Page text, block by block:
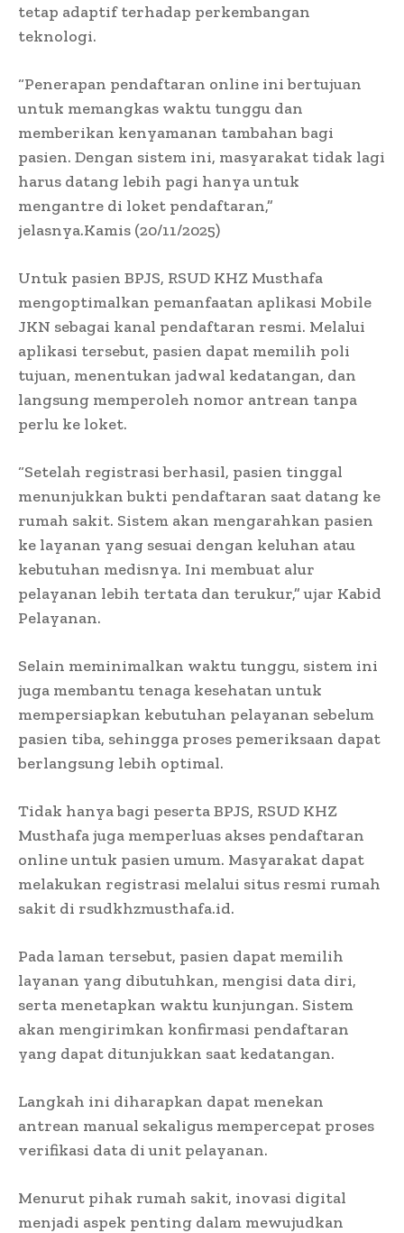
tetap adaptif terhadap perkembangan
teknologi.
“Penerapan pendaftaran online ini bertujuan
untuk memangkas waktu tunggu dan
memberikan kenyamanan tambahan bagi
pasien. Dengan sistem ini, masyarakat tidak lagi
harus datang lebih pagi hanya untuk
mengantre di loket pendaftaran,”
jelasnya.Kamis (20/11/2025)
Untuk pasien BPJS, RSUD KHZ Musthafa
mengoptimalkan pemanfaatan aplikasi Mobile
JKN sebagai kanal pendaftaran resmi. Melalui
aplikasi tersebut, pasien dapat memilih poli
tujuan, menentukan jadwal kedatangan, dan
langsung memperoleh nomor antrean tanpa
perlu ke loket.
“Setelah registrasi berhasil, pasien tinggal
menunjukkan bukti pendaftaran saat datang ke
rumah sakit. Sistem akan mengarahkan pasien
ke layanan yang sesuai dengan keluhan atau
kebutuhan medisnya. Ini membuat alur
pelayanan lebih tertata dan terukur,” ujar Kabid
Pelayanan.
Selain meminimalkan waktu tunggu, sistem ini
juga membantu tenaga kesehatan untuk
mempersiapkan kebutuhan pelayanan sebelum
pasien tiba, sehingga proses pemeriksaan dapat
berlangsung lebih optimal.
Tidak hanya bagi peserta BPJS, RSUD KHZ
Musthafa juga memperluas akses pendaftaran
online untuk pasien umum. Masyarakat dapat
melakukan registrasi melalui situs resmi rumah
sakit di rsudkhzmusthafa.id.
Pada laman tersebut, pasien dapat memilih
layanan yang dibutuhkan, mengisi data diri,
serta menetapkan waktu kunjungan. Sistem
akan mengirimkan konfirmasi pendaftaran
yang dapat ditunjukkan saat kedatangan.
Langkah ini diharapkan dapat menekan
antrean manual sekaligus mempercepat proses
verifikasi data di unit pelayanan.
Menurut pihak rumah sakit, inovasi digital
menjadi aspek penting dalam mewujudkan